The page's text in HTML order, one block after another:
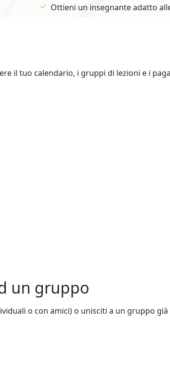
Ottieni un insegnante adatto
il tuo calendario, i gruppi di lezioni e i
un gruppo
o con amici) o unisciti a un gruppo già